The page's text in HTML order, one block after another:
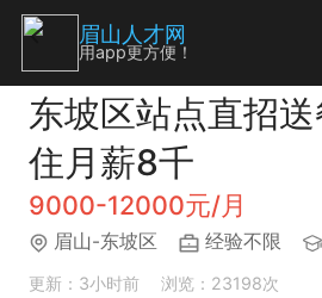
东坡区站点直招
住月薪8千
9000-12000元/月
眉山-东坡区 经验不限
更新：3小时前 浏览：23198次
眉山人才网
用app更方便！